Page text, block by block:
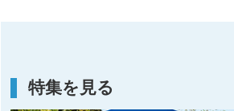
特集を見る